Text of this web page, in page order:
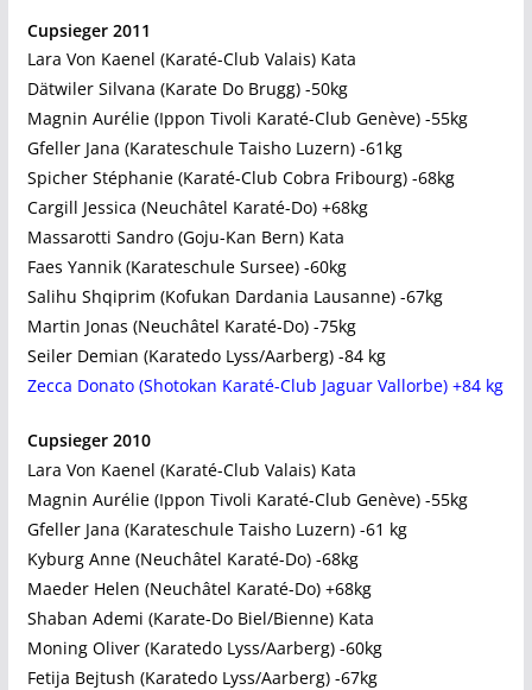
Cupsieger 2011
Lara Von Kaenel (Karaté-Club Valais) Kata
Dätwiler Silvana (Karate Do Brugg) -50kg
Magnin Aurélie (Ippon Tivoli Karaté-Club Genève) -55kg
Gfeller Jana (Karateschule Taisho Luzern) -61kg
Spicher Stéphanie (Karaté-Club Cobra Fribourg) -68kg
Cargill Jessica (Neuchâtel Karaté-Do) +68kg
Massarotti Sandro (Goju-Kan Bern) Kata
Faes Yannik (Karateschule Sursee) -60kg
Salihu Shqiprim (Kofukan Dardania Lausanne) -67kg
Martin Jonas (Neuchâtel Karaté-Do) -75kg
Seiler Demian (Karatedo Lyss/Aarberg) -84 kg
Zecca Donato (Shotokan Karaté-Club Jaguar Vallorbe) +84 kg
Cupsieger 2010
Lara Von Kaenel (Karaté-Club Valais) Kata
Magnin Aurélie (Ippon Tivoli Karaté-Club Genève) -55kg
Gfeller Jana (Karateschule Taisho Luzern) -61 kg
Kyburg Anne (Neuchâtel Karaté-Do) -68kg
Maeder Helen (Neuchâtel Karaté-Do) +68kg
Shaban Ademi (Karate-Do Biel/Bienne) Kata
Moning Oliver (Karatedo Lyss/Aarberg) -60kg
Fetija Bejtush (Karatedo Lyss/Aarberg) -67kg